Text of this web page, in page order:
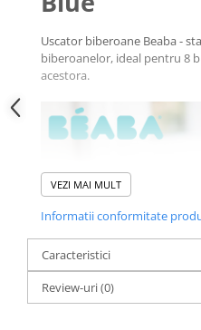
Uscator biberoane Beaba -
biberoanelor, ideal pentru 8
acestora.
VEZI MAI MULT
Informatii conformitate
Caracteristici
Review-uri(0)